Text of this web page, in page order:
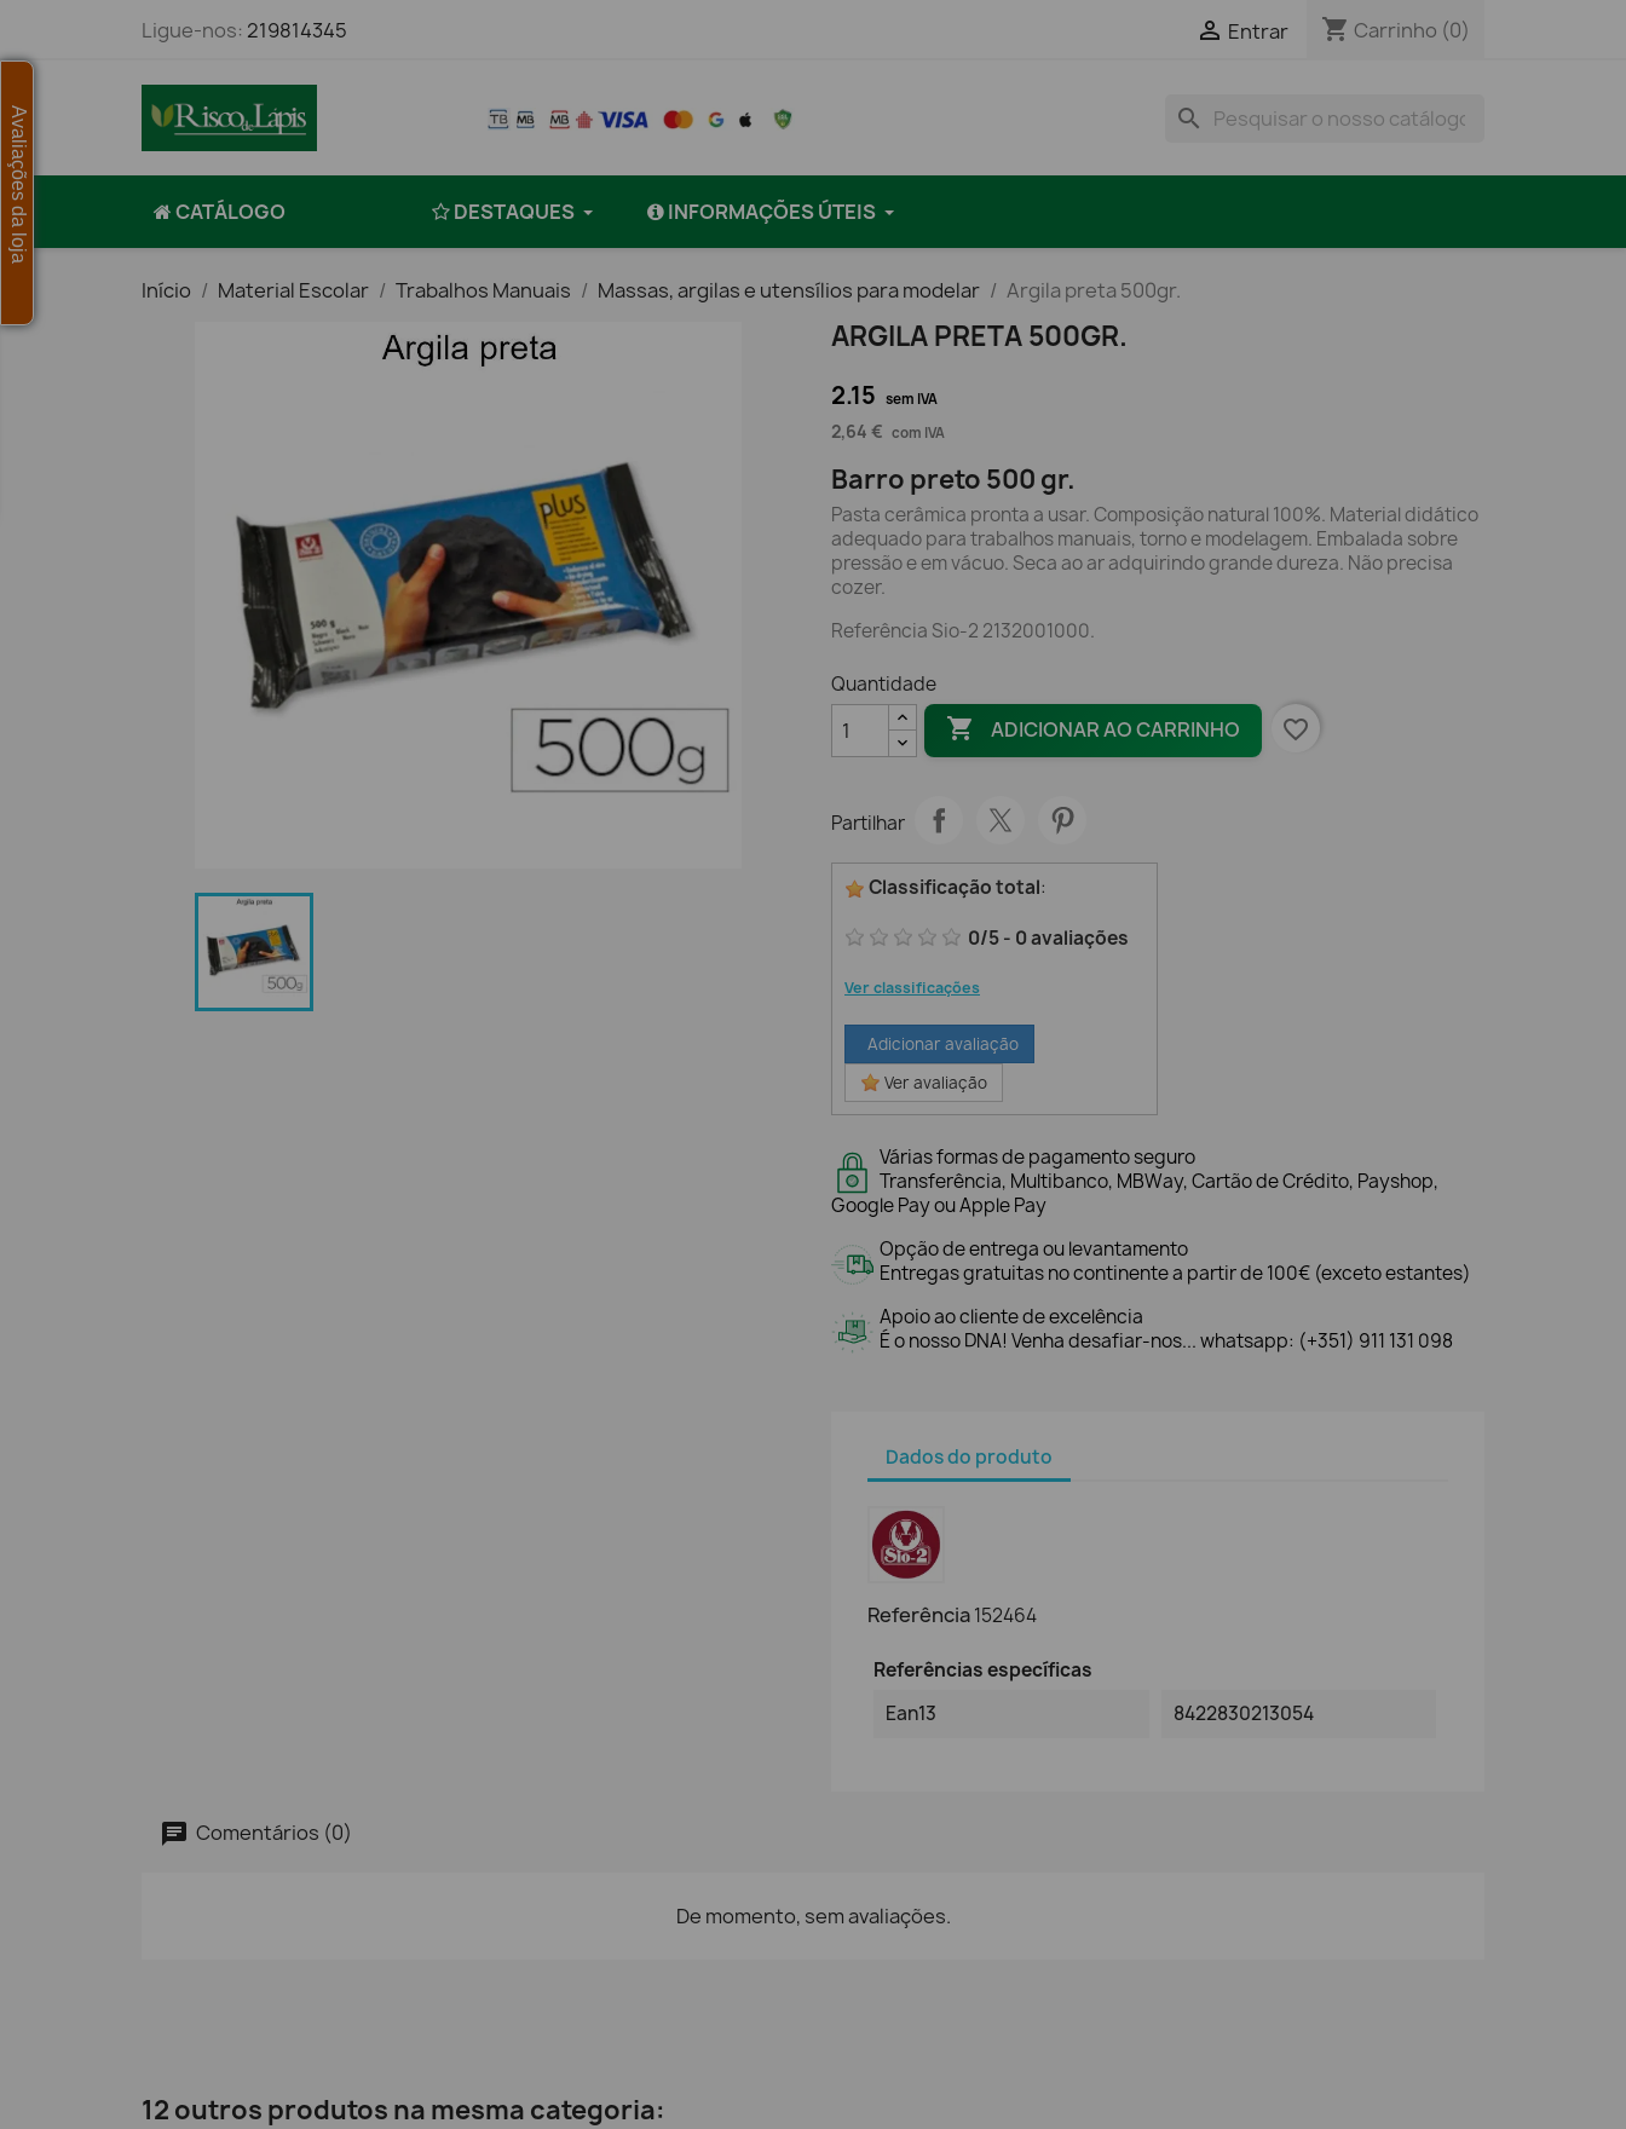
Ligue-nos: 219814345  Entrar shopping_cart Carrinho (0)
search
CATÁLOGO DESTAQUES INFORMAÇÕES ÚTEIS
Início Material Escolar Trabalhos Manuais Massas, argilas e utensílios para modelar Argila preta 500gr.
ARGILA PRETA 500GR.
2.15 sem IVA
2,64 € com IVA
Barro preto 500 gr.
Pasta cerâmica pronta a usar. Composição natural 100%. Material didático
adequado para trabalhos manuais, torno e modelagem. Embalada sobre
pressão e em vácuo. Seca ao ar adquirindo grande dureza. Não precisa
cozer.
Referência Sio-2 2132001000.
Quantidade
 ADICIONAR AO CARRINHO favorite_border
Partilhar
Classificação total:
0/5- 0avaliações
Ver classificações
Adicionar avaliação
Ver avaliação
Várias formas de pagamento seguro
Transferência, Multibanco, MBWay, Cartão de Crédito, Payshop,
Google Pay ou Apple Pay
Opção de entrega ou levantamento
Entregas gratuitas no continente a partir de 100€ (exceto estantes)
Apoio ao cliente de excelência
É o nosso DNA! Venha desafiar-nos... whatsapp: (+351) 911 131 098
Dados do produto
Referência152464
Referências específicas
Ean13
8422830213054
Comentários (0)
De momento, sem avaliações.
12 outros produtos na mesma categoria:
Avaliações da loja